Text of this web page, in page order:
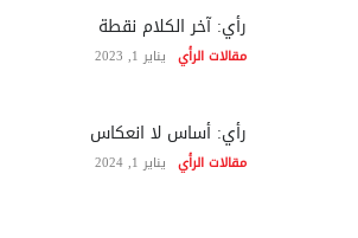
رأي: آخر الكلام نقطة
مقالات الرأي يناير 1, 2023
رأي: أساس لا انعكاس
مقالات الرأي يناير 1, 2024